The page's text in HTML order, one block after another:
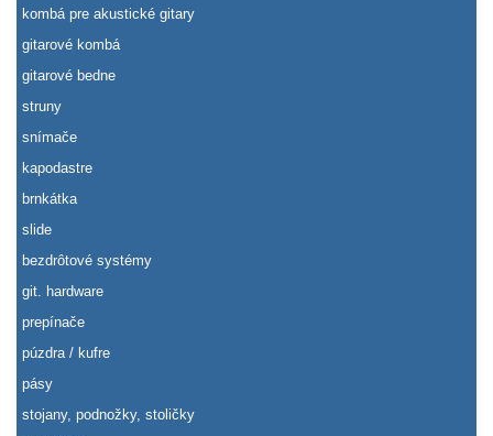
kombá pre akustické gitary
gitarové kombá
gitarové bedne
struny
snímače
kapodastre
brnkátka
slide
bezdrôtové systémy
git. hardware
prepínače
púzdra / kufre
pásy
stojany, podnožky, stoličky